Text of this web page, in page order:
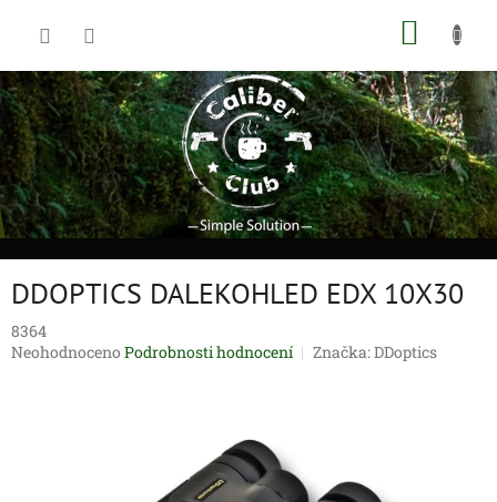
DDOPTICS DALEKOHLED EDX 10X30
8364
Průměrné
Neohodnoceno Podrobnosti hodnocení Značka:DDoptics